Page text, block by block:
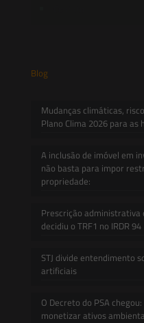
Blog
Mudanças climáticas,
Plano Clima 2026 para as
A inclusão de imóvel em
não basta para impor
propriedade:
Prescrição administrativa
decidiu o TRF1 no IRDR 94
STJ divide entendimento
artificiais
O Decreto do PSA
monetizar ativos